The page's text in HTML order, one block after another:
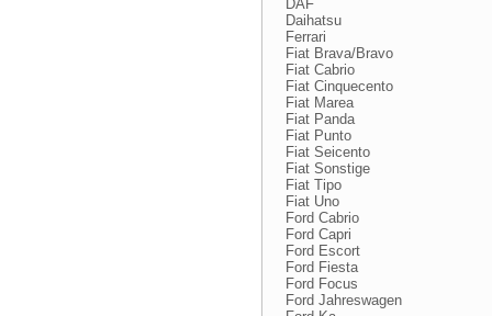
DAF
Daihatsu
Ferrari
Fiat Brava/Bravo
Fiat Cabrio
Fiat Cinquecento
Fiat Marea
Fiat Panda
Fiat Punto
Fiat Seicento
Fiat Sonstige
Fiat Tipo
Fiat Uno
Ford Cabrio
Ford Capri
Ford Escort
Ford Fiesta
Ford Focus
Ford Jahreswagen